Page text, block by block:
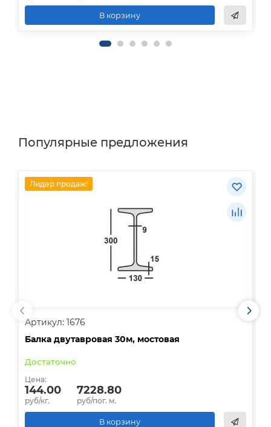
В корзину
Популярные предложения
Лидер продаж!
Артикул: 1676
Балка двутавровая 30м, мостовая
Достаточно
Цена:
144.00
руб/кг.
7228.80
руб/пог. м.
В корзину